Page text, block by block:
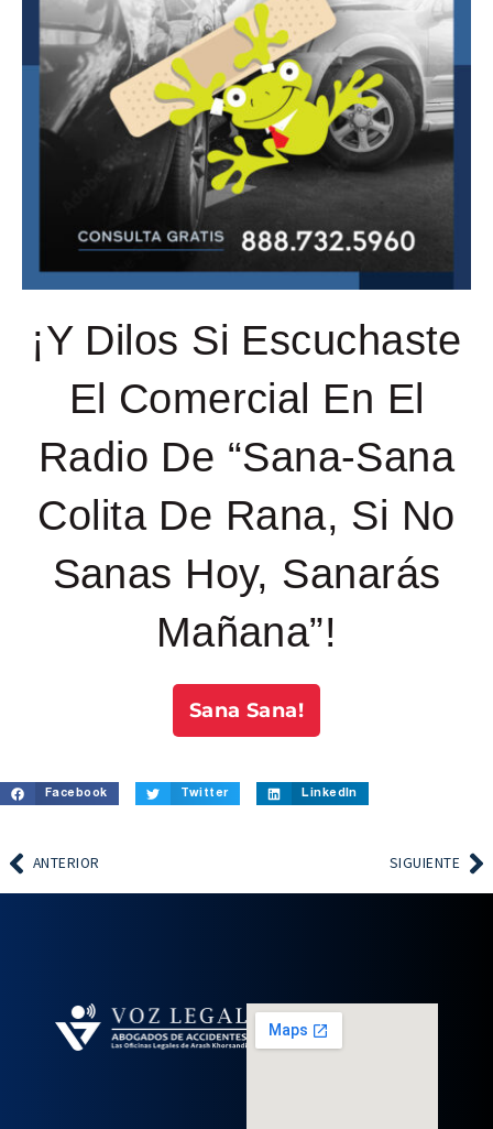
¡Y Dilos Si Escuchaste
El Comercial En El
Radio De “Sana-Sana
Colita De Rana, Si No
Sanas Hoy, Sanarás
Mañana”!
Sana Sana!
Facebook Twitter LinkedIn
ANTERIOR SIGUIENTE